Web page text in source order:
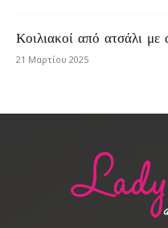
Κοιλιακοί από ατσάλι
21 Μαρτίου 2025